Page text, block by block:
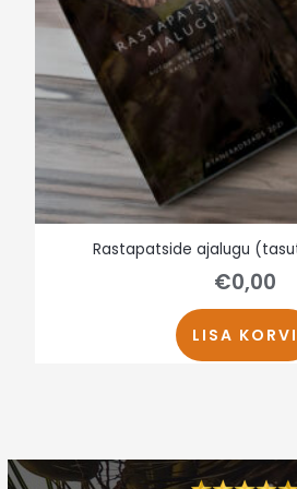
Rastapatside ajalugu
€0,00
LISA KORVI